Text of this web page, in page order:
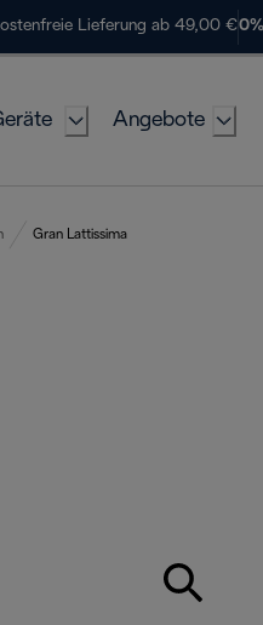
Lieferung ab 49,00 €
Angebote
Gran Lattissima